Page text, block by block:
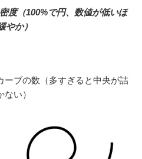
度（100%で円、数値が低いほ
やか）
ーブの数（多すぎると中央が詰
い）